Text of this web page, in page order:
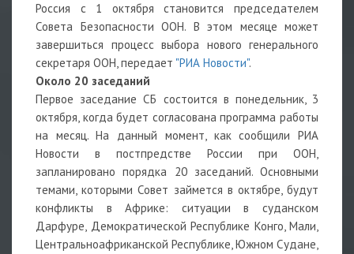
Россия с 1 октября становится председателем
Совета Безопасности ООН. В этом месяце может
завершиться процесс выбора нового генерального
секретаря ООН, передает "РИА Новости".
Около 20 заседаний
Первое заседание СБ состоится в понедельник, 3
октября, когда будет согласована программа работы
на месяц. На данный момент, как сообщили РИА
Новости в постпредстве России при ООН,
запланировано порядка 20 заседаний. Основными
темами, которыми Совет займется в октябре, будут
конфликты в Африке: ситуации в суданском
Дарфуре, Демократической Республике Конго, Мали,
Центральноафриканской Республике, Южном Судане,